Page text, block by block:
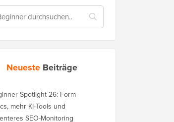
Neueste Beiträge
Spotlight 26: Form
mehr KI-Tools und
SEO-Monitoring